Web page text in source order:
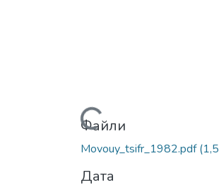
Вантажиться...
Файли
Movouy_tsifr_1982.pdf
Дата